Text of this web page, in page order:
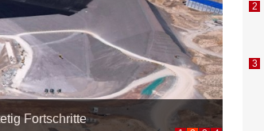
Fortschritte